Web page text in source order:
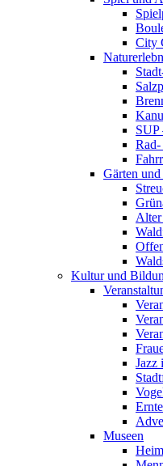
City
Kanu
SUP
Rad-
Gärten und
Kultur und
Jazz
Museen